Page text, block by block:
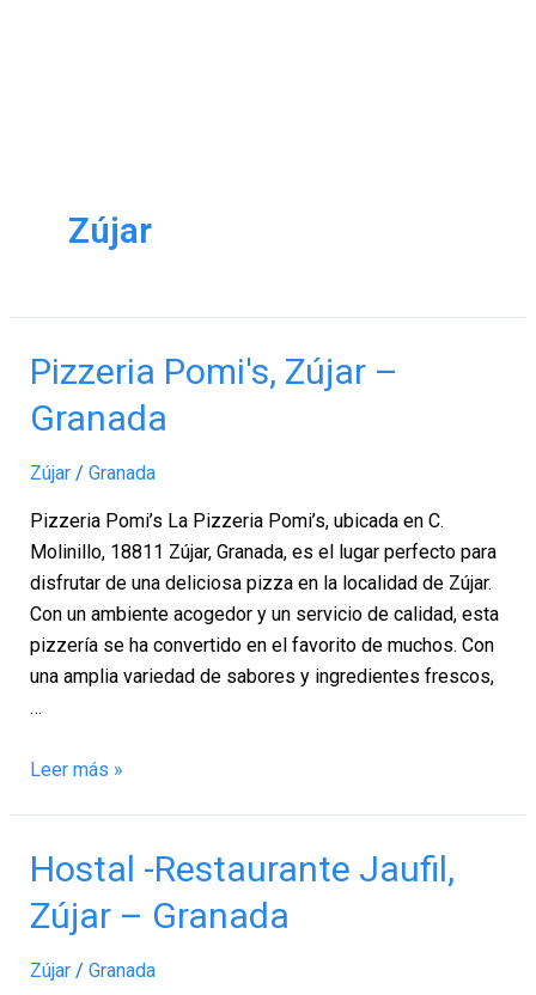
Zújar
Pizzeria Pomi's, Zújar –
Granada
Zújar/ Granada
Pizzeria Pomi’s La Pizzeria Pomi’s, ubicada en C.
Molinillo, 18811 Zújar, Granada, es el lugar perfecto para
disfrutar de una deliciosa pizza en la localidad de Zújar.
Con un ambiente acogedor y un servicio de calidad, esta
pizzería se ha convertido en el favorito de muchos. Con
una amplia variedad de sabores y ingredientes frescos,
…
Pizzeria
Pomi's,
Zújar
Granada
Leer más »
Hostal -Restaurante Jaufil,
Zújar – Granada
Zújar/ Granada
Hostal
-
Restaurante
Zújar